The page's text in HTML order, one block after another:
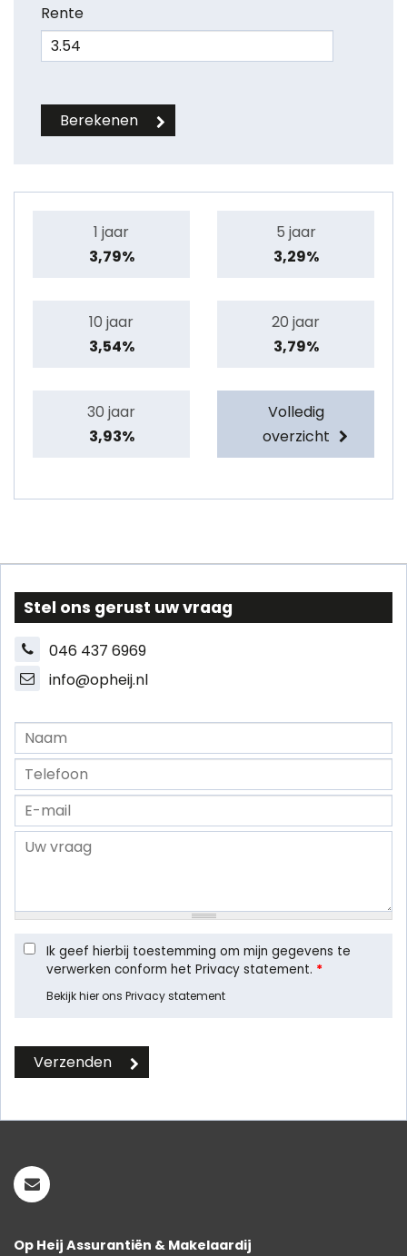
Rente
1 jaar
3,79%
5 jaar
3,29%
10 jaar
3,54%
20 jaar
3,79%
30 jaar
3,93%
Volledig
overzicht
Stel ons gerust uw vraag
046 437 6969
info@opheij.nl
Ik geef hierbij toestemming om mijn gegevens te
verwerken conform het Privacy statement. *
Bekijk hier ons Privacy statement
Op Heij Assurantiën & Makelaardij